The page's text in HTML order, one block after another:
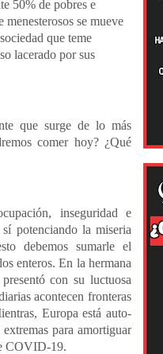
50% de pobres e
se mueve
que teme
lacerado por sus
que surge de lo más
comer hoy? ¿Qué
inseguridad e
potenciando la miseria
debemos sumarle el
enteros. En la hermana
con su luctuosa
acontecen fronteras
Europa está auto-
para amortiguar
COVID-19.